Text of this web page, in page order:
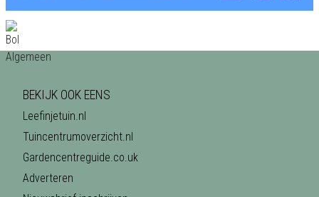
BEKIJK OOK EENS
Leefinjetuin.nl
Tuincentrumoverzicht.nl
Gardencentreguide.co.uk
Adverteren